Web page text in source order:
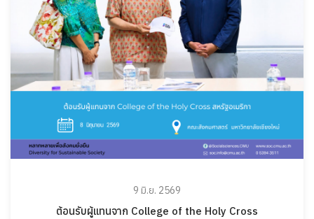
9 มิ.ย. 2569
ต้อนรับผู้แทนจาก College of the Holy Cross